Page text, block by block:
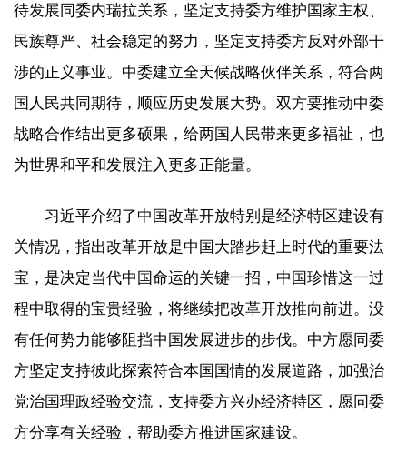
待发展同委内瑞拉关系，坚定支持委方维护国家主权、
民族尊严、社会稳定的努力，坚定支持委方反对外部干
涉的正义事业。中委建立全天候战略伙伴关系，符合两
国人民共同期待，顺应历史发展大势。双方要推动中委
战略合作结出更多硕果，给两国人民带来更多福祉，也
为世界和平和发展注入更多正能量。
习近平介绍了中国改革开放特别是经济特区建设有
关情况，指出改革开放是中国大踏步赶上时代的重要法
宝，是决定当代中国命运的关键一招，中国珍惜这一过
程中取得的宝贵经验，将继续把改革开放推向前进。没
有任何势力能够阻挡中国发展进步的步伐。中方愿同委
方坚定支持彼此探索符合本国国情的发展道路，加强治
党治国理政经验交流，支持委方兴办经济特区，愿同委
方分享有关经验，帮助委方推进国家建设。